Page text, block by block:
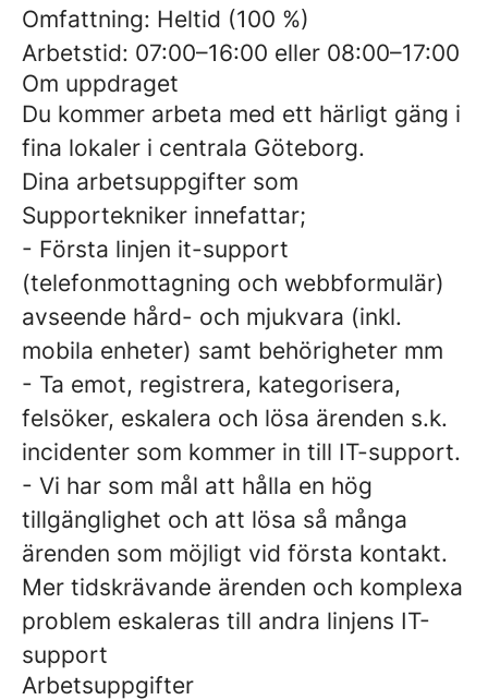
Omfattning: Heltid (100 %)
Arbetstid: 07:00–16:00 eller 08:00–17:00
Om uppdraget
Du kommer arbeta med ett härligt gäng i
fina lokaler i centrala Göteborg.
Dina arbetsuppgifter som
Supportekniker innefattar;
- Första linjen it-support
(telefonmottagning och webbformulär)
avseende hård- och mjukvara (inkl.
mobila enheter) samt behörigheter mm
- Ta emot, registrera, kategorisera,
felsöker, eskalera och lösa ärenden s.k.
incidenter som kommer in till IT-support.
- Vi har som mål att hålla en hög
tillgänglighet och att lösa så många
ärenden som möjligt vid första kontakt.
Mer tidskrävande ärenden och komplexa
problem eskaleras till andra linjens IT-
support
Arbetsuppgifter